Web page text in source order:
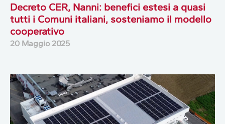
Decreto CER, Nanni: benefici estesi a quasi
tutti i Comuni italiani, sosteniamo il modello
cooperativo
20 Maggio 2025